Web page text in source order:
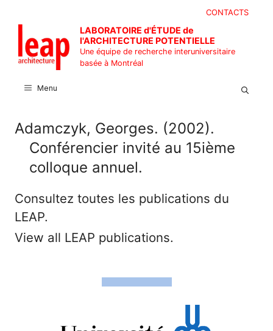
contenu
CONTACTS
LABORATOIRE d'ÉTUDE de
l'ARCHITECTURE POTENTIELLE
Une équipe de recherche interuniversitaire
basée à Montréal
Menu
Adamczyk, Georges. (2002).
Conférencier invité au 15ième
colloque annuel.
Consultez toutes les publications du
LEAP.
View all LEAP publications.